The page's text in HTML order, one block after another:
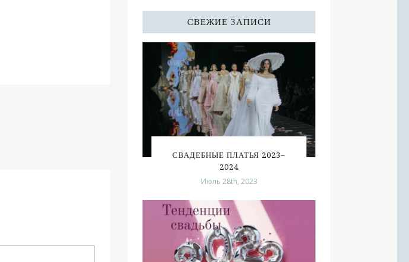
СВЕЖИЕ ЗАПИСИ
СВАДЕБНЫЕ ПЛАТЬЯ 2023–
2024
Июль 28th, 2023